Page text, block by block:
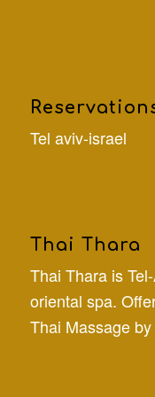
Tel aviv-israel
Thai Thara
Thai Thara is
oriental spa.
Thai Massage